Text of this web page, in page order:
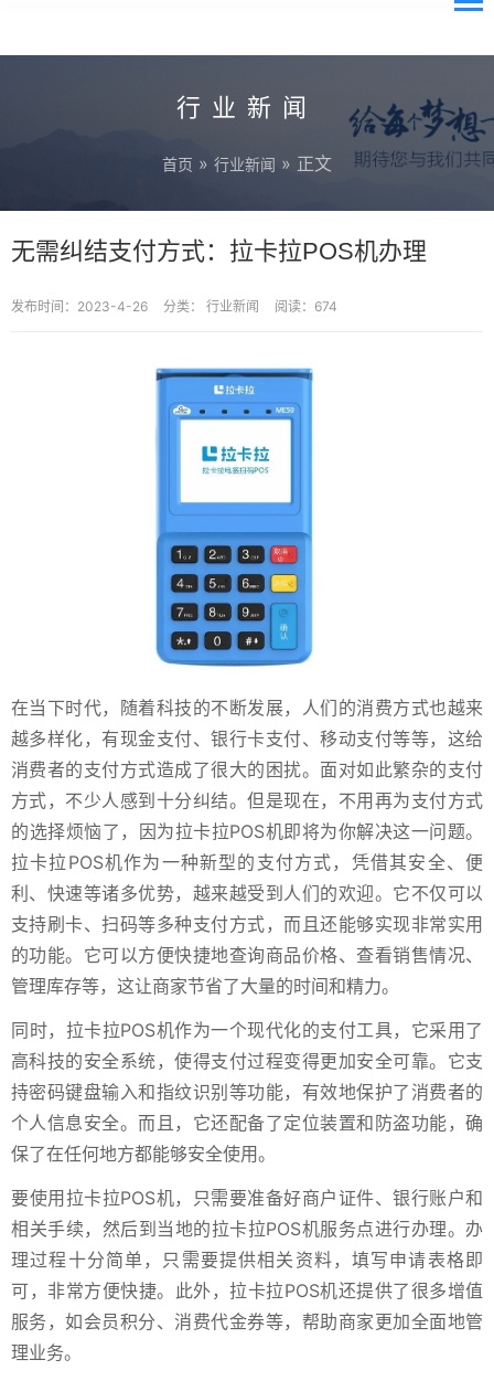
行业新闻
首页 » 行业新闻 » 正文
无需纠结支付方式：拉卡拉POS机办理
发布时间：2023-4-26 分类： 行业新闻 阅读：674
在当下时代，随着科技的不断发展，人们的消费方式也越来
越多样化，有现金支付、银行卡支付、移动支付等等，这给
消费者的支付方式造成了很大的困扰。面对如此繁杂的支付
方式，不少人感到十分纠结。但是现在，不用再为支付方式
的选择烦恼了，因为拉卡拉POS机即将为你解决这一问题。
拉卡拉POS机作为一种新型的支付方式，凭借其安全、便
利、快速等诸多优势，越来越受到人们的欢迎。它不仅可以
支持刷卡、扫码等多种支付方式，而且还能够实现非常实用
的功能。它可以方便快捷地查询商品价格、查看销售情况、
管理库存等，这让商家节省了大量的时间和精力。
同时，拉卡拉POS机作为一个现代化的支付工具，它采用了
高科技的安全系统，使得支付过程变得更加安全可靠。它支
持密码键盘输入和指纹识别等功能，有效地保护了消费者的
个人信息安全。而且，它还配备了定位装置和防盗功能，确
保了在任何地方都能够安全使用。
要使用拉卡拉POS机，只需要准备好商户证件、银行账户和
相关手续，然后到当地的拉卡拉POS机服务点进行办理。办
理过程十分简单，只需要提供相关资料，填写申请表格即
可，非常方便快捷。此外，拉卡拉POS机还提供了很多增值
服务，如会员积分、消费代金券等，帮助商家更加全面地管
理业务。